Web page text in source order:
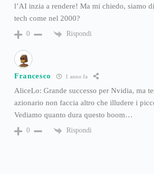
l’AI inzia a rendere! Ma mi chiedo, siamo
tech come nel 2000?
0 Rispondi
Francesco 1 anno fa
AliceLo: Grande successo per Nvidia, ma
azionario non faccia altro che illudere i
Vediamo quanto dura questo boom…
0 Rispondi